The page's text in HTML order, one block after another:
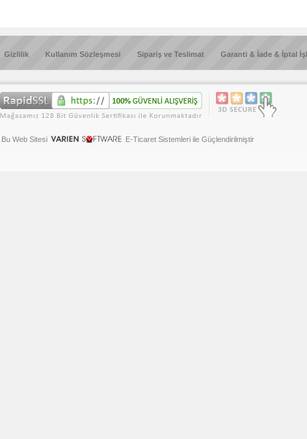
Gizlilik Kullanım Sözleşmesi Sipariş ve Teslimat Garanti & İade & İptal
Bu Web Sitesi E-Ticaret Sistemleri ile Güçlendirilmiştir